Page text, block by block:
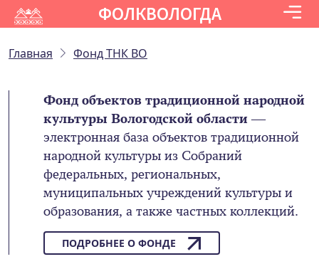
ФОЛКВОЛОГДА
Главная Фонд ТНК ВО
Фонд объектов традиционной народной
культуры Вологодской области—
электронная база объектов традиционной
народной культуры из Собраний
федеральных, региональных,
муниципальных учреждений культуры и
образования, а также частных коллекций.
ПОДРОБНЕЕ О ФОНДЕ